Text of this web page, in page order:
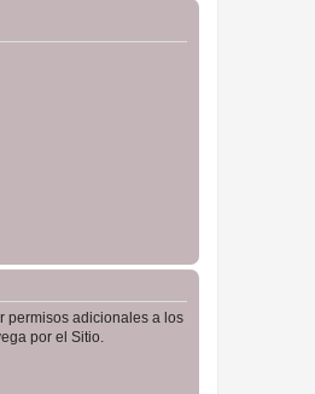
permisos adicionales a los
por el Sitio.